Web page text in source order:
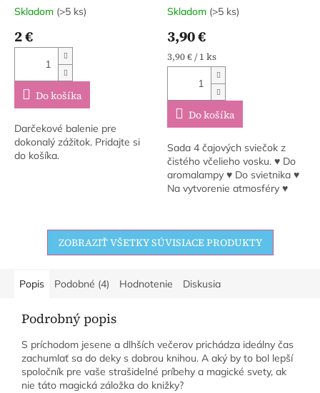
Skladom (>5 ks)
2 €
Do košíka
Darčekové balenie pre
dokonalý zážitok. Pridajte si
do košíka.
Skladom (>5 ks)
3,90 €
Jednotková
cena:
3,90 € / 1 ks
Do košíka
Sada 4 čajových sviečok z
čistého včelieho vosku. ♥ Do
aromalampy ♥ Do svietnika ♥
Na vytvorenie atmosféry ♥
ZOBRAZIŤ VŠETKY SÚVISIACE PRODUKTY
Popis Podobné (4) Hodnotenie Diskusia
Podrobný popis
S príchodom jesene a dlhších večerov prichádza ideálny čas
zachumlať sa do deky s dobrou knihou. A aký by to bol lepší
spoločník pre vaše strašidelné príbehy a magické svety, ak
nie táto magická záložka do knižky?